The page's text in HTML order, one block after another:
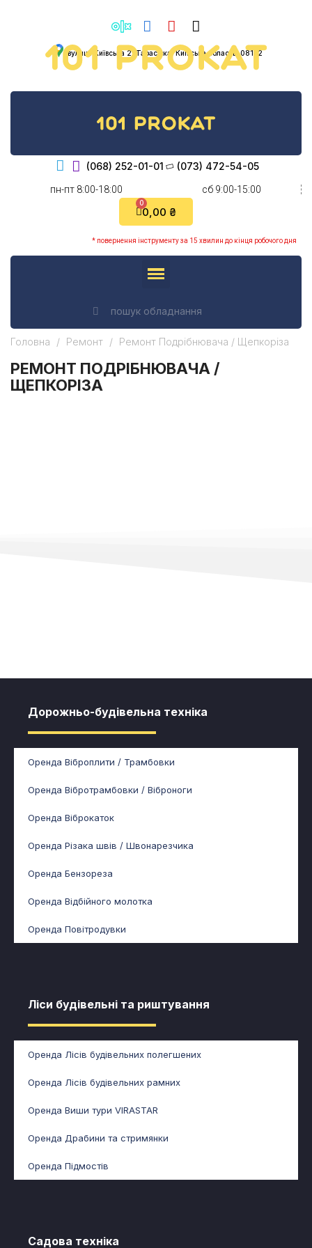
вулиця Київська 2, Тарасівка, Київська область, 08132
(068) 252-01-01 (073) 472-54-05
пн-пт 8:00-18:00 cб 9:00-15:00
0,00 ₴
* повернення інструменту за 15 хвилин до кінця робочого дня
Головна Ремонт Ремонт Подрібнювача / Щепкоріза
РЕМОНТ ПОДРІБНЮВАЧА /
ЩЕПКОРІЗА
Дорожньо-будівельна техніка
Оренда Віброплити / Трамбовки
Оренда Вібротрамбовки / Віброноги
Оренда Віброкаток
Оренда Різака швів / Швонарезчика
Оренда Бензореза
Оренда Відбійного молотка
Оренда Повітродувки
Ліси будівельні та риштування​​
Оренда Лісів будівельних полегшених
Оренда Лісів будівельних рамних
Оренда Виши тури VIRASTAR
Оренда Драбини та стримянки
Оренда Підмостів
Садова техніка​